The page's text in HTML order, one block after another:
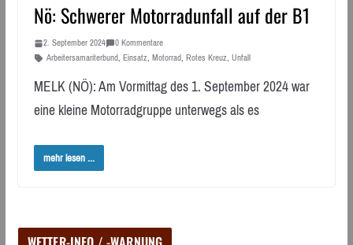
Nö: Schwerer Motorradunfall auf der B1
2. September 2024
0 Kommentare
Arbeitersamariterbund, Einsatz, Motorrad, Rotes Kreuz, Unfall
MELK (NÖ): Am Vormittag des 1. September 2024 war
eine kleine Motorradgruppe unterwegs als es
mehr lesen ...